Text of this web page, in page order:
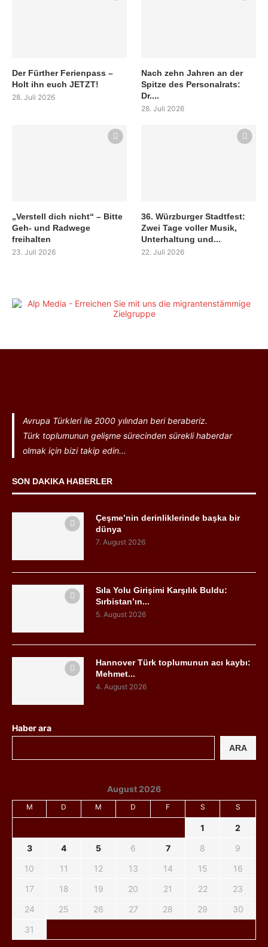
Der Fürther Ferienpass –
Holt ihn euch JETZT!
28. Juli 2026
Nach zehn Jahren an der
Spitze des Personalrats:
Dr....
28. Juli 2026
„Verstell dich nicht“ – Bitte
Geh- und Radwege
freihalten
23. Juli 2026
36. Würzburger Stadtfest:
Zwei Tage voller Musik,
Unterhaltung und...
22. Juli 2026
Avrupa Türkleri ile 2000 yılından beri beraberiz.
Türk toplumunun gelişme sürecinden sürekli haberdar
olmak için bizi takip edin...
SON DAKIKA HABERLER
Çeşme’nin derinliklerinde başka bir
dünya
7. August 2026
Sıla Yolu Girişimi Karşılık Buldu:
Sırbistan’ın...
5. August 2026
Hannover Türk toplumunun acı kaybı:
Mehmet...
4. August 2026
Haber ara
ARA
August 2026
M D M D F S S
1
2
3
4 5 6 7 8
9
10
11 12 13 14 15
16
17
18 19 20 21 22
23
24
25 26 27 28 29
30
31